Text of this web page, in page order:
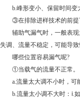
b.峰形变小、保留时间变
③在排除进样技术的前提
辅助气漏气时，一般表现
失调、流量不稳定，可能导
哪些位置容易漏气呢?
①当载气的流量不正常。
a.流量太大调不小时，可能
b.流量太小调不大时：ⅰ.如